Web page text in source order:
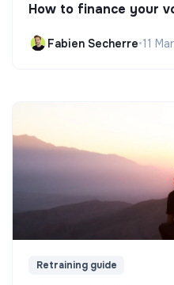
How to finance your
Fabien Secherre•11
Retraining guide